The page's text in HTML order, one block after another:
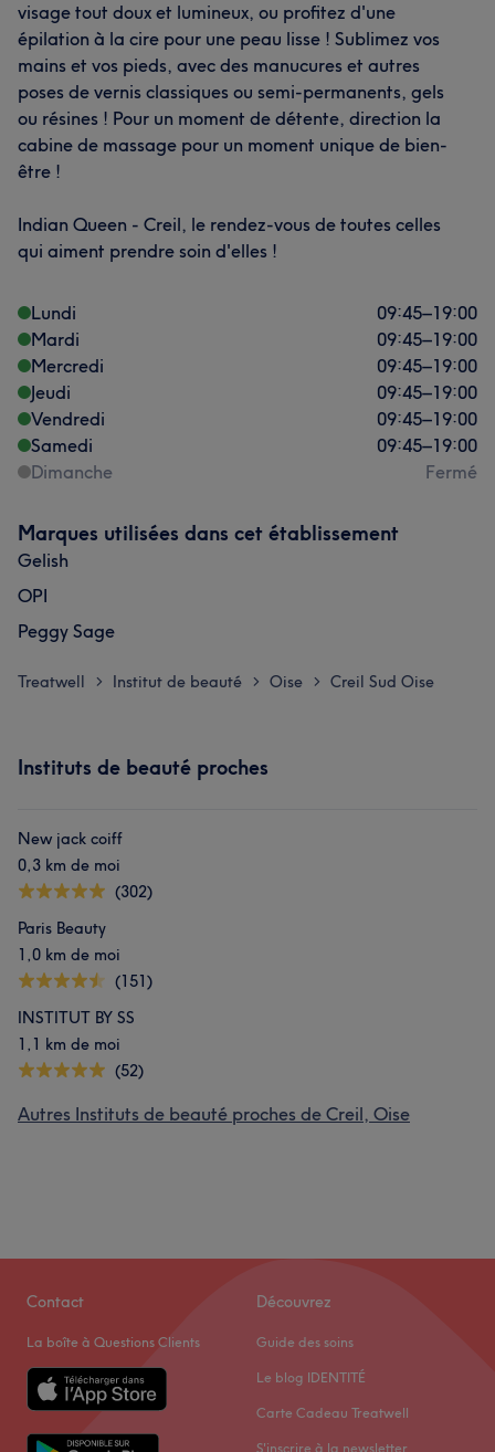
visage tout doux et lumineux, ou profitez d'une
épilation à la cire pour une peau lisse ! Sublimez vos
mains et vos pieds, avec des manucures et autres
poses de vernis classiques ou semi-permanents, gels
ou résines ! Pour un moment de détente, direction la
cabine de massage pour un moment unique de bien-
être !
Indian Queen - Creil, le rendez-vous de toutes celles
qui aiment prendre soin d'elles !
Lundi 09:45–19:00
Mardi
09:45–19:00
Mercredi
09:45–19:00
Jeudi
09:45–19:00
Vendredi
09:45–19:00
Samedi
09:45–19:00
Dimanche
Fermé
Marques utilisées dans cet établissement
Gelish
OPI
Peggy Sage
Treatwell > Institut de beauté > Oise > Creil Sud Oise
Instituts de beauté proches
New jack coiff
0,3 km de moi
(302)
Paris Beauty
1,0 km de moi
(151)
INSTITUT BY SS
1,1 km de moi
(52)
Autres Instituts de beauté proches de Creil, Oise
Contact
La boîte à Questions Clients
Découvrez
Guide des soins
Le blog IDENTITÉ
Carte Cadeau Treatwell
S'inscrire à la newsletter